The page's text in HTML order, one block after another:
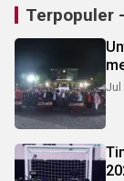
Terpopuler
Jul